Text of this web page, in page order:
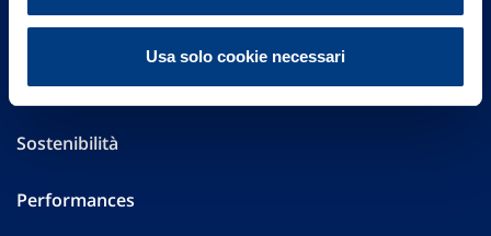
Usa solo cookie necessari
Altre informazioni
Sostenibilità
Performances